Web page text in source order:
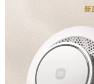
Xiaomi Gaming
ưu cho e-sports
Hoàn Đặng -